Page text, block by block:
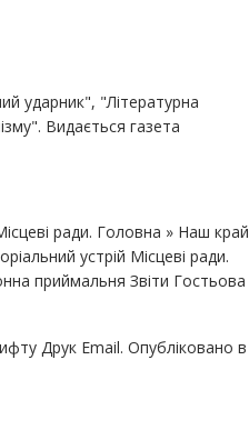
ударник", "Літературна
Видається газета
ради. Головна » Наш край
устрій Місцеві ради.
приймальня Звіти Гостьова
Друк Email. Опубліковано в